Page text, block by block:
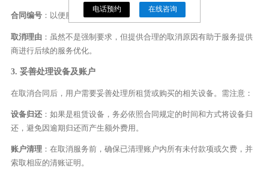
合同编号：以便服务提供商快速查找相关信息。
取消理由：虽然不是强制要求，但提供合理的取消原因有助于服务提供
商进行后续的服务优化。
3. 妥善处理设备及账户
在取消合同后，用户需要妥善处理所租赁或购买的相关设备。需注意：
设备归还：如果是租赁设备，务必依照合同规定的时间和方式将设备归
还，避免因逾期归还而产生额外费用。
账户清理：在取消服务前，确保已清理账户内所有未付款项或欠费，并
索取相应的清账证明。
电话预约 在线咨询